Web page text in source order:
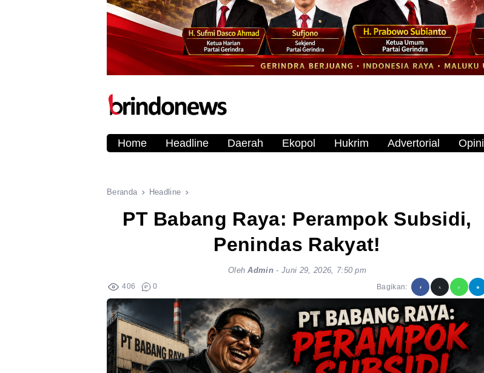
Home Headline Daerah Ekopol Hukrim Advertorial Opini
Beranda Headline
PT Babang Raya: Perampok Subsidi,
Penindas Rakyat!
OlehAdmin -Juni 29, 2026, 7:50 pm
406 0 Bagikan: